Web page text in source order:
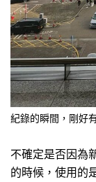
紀錄的瞬間，剛好
不確定是否因為
的時候，使用的